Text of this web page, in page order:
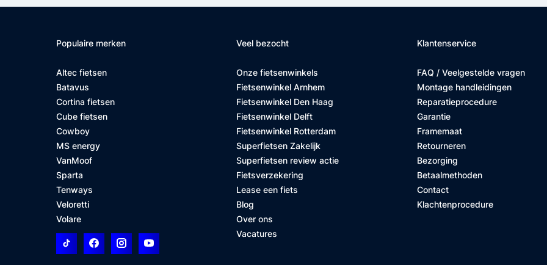
Populaire merken
Altec fietsen
Batavus
Cortina fietsen
Cube fietsen
Cowboy
MS energy
VanMoof
Sparta
Tenways
Veloretti
Volare
Veel bezocht
Onze fietsenwinkels
Fietsenwinkel Arnhem
Fietsenwinkel Den Haag
Fietsenwinkel Delft
Fietsenwinkel Rotterdam
Superfietsen Zakelijk
Superfietsen review actie
Fietsverzekering
Lease een fiets
Blog
Over ons
Vacatures
Klantenservice
FAQ / Veelgestelde vragen
Montage handleidingen
Reparatieprocedure
Garantie
Framemaat
Retourneren
Bezorging
Betaalmethoden
Contact
Klachtenprocedure